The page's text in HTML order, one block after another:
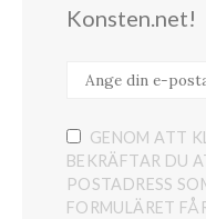
Konsten.net!
GENOM ATT
BEKRÄFTAR DU
POSTADRESS
FORMULÄRET